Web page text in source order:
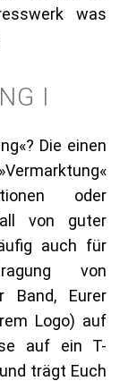
was
I
Die einen
oder
von guter
auch für
von
Band, Eurer
Logo) auf
auf ein T-
trägt Euch